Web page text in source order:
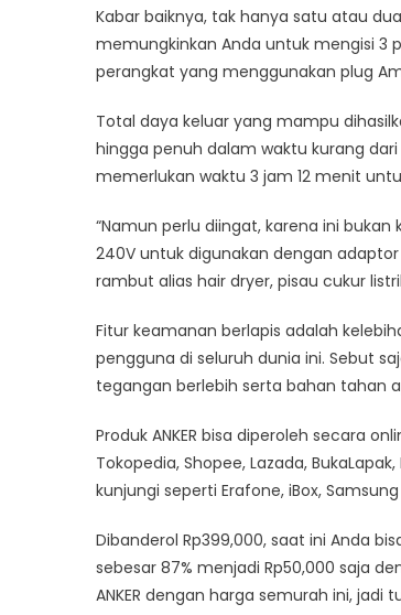
Kabar baiknya, tak hanya satu atau dua
memungkinkan Anda untuk mengisi 3
perangkat yang menggunakan plug
Total daya keluar yang mampu
hingga penuh dalam waktu kurang
memerlukan waktu 3 jam 12 menit
“Namun perlu diingat, karena ini
240V untuk digunakan dengan
rambut alias hair dryer, pisau cukur
Fitur keamanan berlapis adalah
pengguna di seluruh dunia ini. Sebut
tegangan berlebih serta bahan tahan
Produk ANKER bisa diperoleh secara
Tokopedia, Shopee, Lazada,
kunjungi seperti Erafone, iBox,
Dibanderol Rp399,000, saat ini Anda
sebesar 87% menjadi Rp50,000 saja
ANKER dengan harga semurah ini, jadi